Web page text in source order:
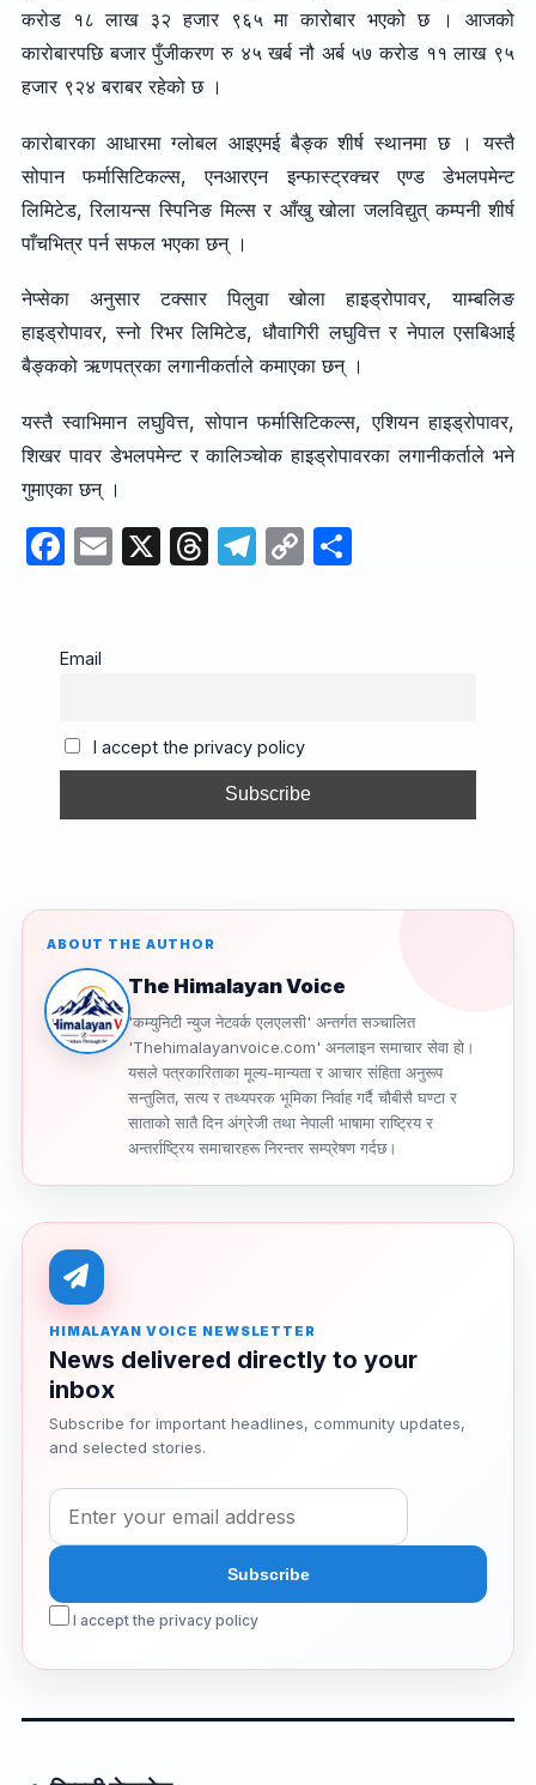
करोड १८ लाख ३२ हजार ९६५ मा कारोबार भएको छ । आजको
कारोबारपछि बजार पुँजीकरण रु ४५ खर्ब नौ अर्ब ५७ करोड ११ लाख ९५
हजार ९२४ बराबर रहेको छ ।
कारोबारका आधारमा ग्लोबल आइएमई बैङ्क शीर्ष स्थानमा छ । यस्तै
सोपान फर्मासिटिकल्स, एनआरएन इन्फास्ट्रक्चर एण्ड डेभलपमेन्ट
लिमिटेड, रिलायन्स स्पिनिङ मिल्स र आँखु खोला जलविद्युत् कम्पनी शीर्ष
पाँचभित्र पर्न सफल भएका छन् ।
नेप्सेका अनुसार टक्सार पिलुवा खोला हाइड्रोपावर, याम्बलिङ
हाइड्रोपावर, स्नो रिभर लिमिटेड, धौवागिरी लघुवित्त र नेपाल एसबिआई
बैङ्कको ऋणपत्रका लगानीकर्ताले कमाएका छन् ।
यस्तै स्वाभिमान लघुवित्त, सोपान फर्मासिटिकल्स, एशियन हाइड्रोपावर,
शिखर पावर डेभलपमेन्ट र कालिञ्चोक हाइड्रोपावरका लगानीकर्ताले भने
गुमाएका छन् ।
F
e
o
o
k
E X T
s
T
m
C
n
k
S
Email
I accept the privacy policy
ABOUT THE AUTHOR
The Himalayan Voice
'कम्युनिटी न्युज नेटवर्क एलएलसी' अन्तर्गत सञ्चालित
'Thehimalayanvoice.com' अनलाइन समाचार सेवा हो।
यसले पत्रकारिताका मूल्य-मान्यता र आचार संहिता अनुरूप
सन्तुलित, सत्य र तथ्यपरक भूमिका निर्वाह गर्दै चौबीसै घण्टा र
साताको सातै दिन अंग्रेजी तथा नेपाली भाषामा राष्ट्रिय र
अन्तर्राष्ट्रिय समाचारहरू निरन्तर सम्प्रेषण गर्दछ।
HIMALAYAN VOICE NEWSLETTER
News delivered directly to your
inbox
Subscribe for important headlines, community updates,
and selected stories.
I accept the privacy policy